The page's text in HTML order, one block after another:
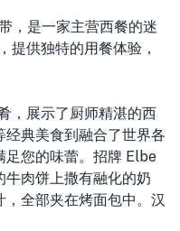
， 是一家主营西餐的迷
提供独特的用餐体验，
，展示了厨师精湛的西
典美食到融合了世界各
足您的味蕾。招牌 Elbe
肉饼上撒有融化的奶
全部夹在烤面包中。汉